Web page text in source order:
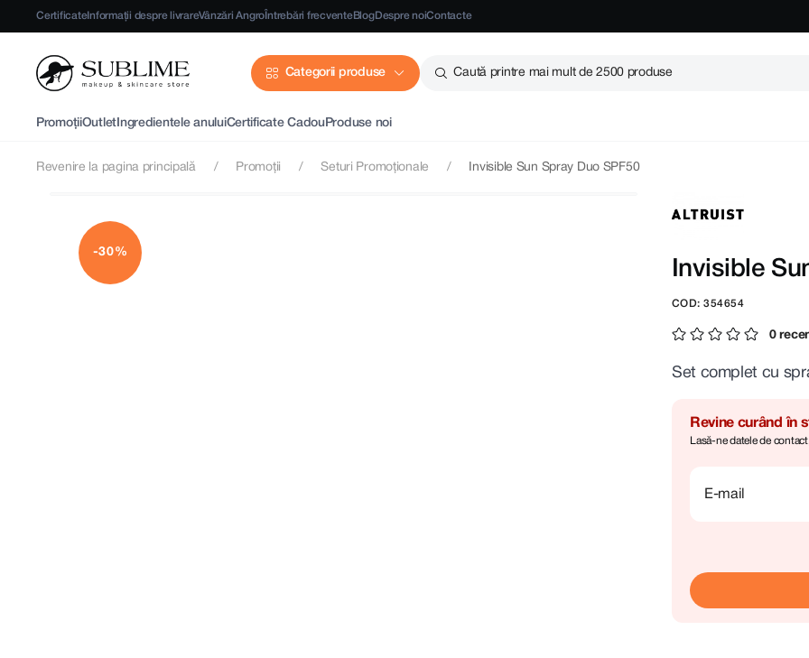
CertificateInformații despre livrareVânzări Angro Întrebări frecventeBlogDespre noiContacte
Categorii produse Caută printre mai mult de 2500 produse
PromoțiiOutlet Ingredientele anuluiCertificate CadouProduse noi
Revenire la pagina principală Promoții Seturi Promoționale Invisible Sun Spray Duo SPF50
-30%
Invisible
COD: 354654
0
Set complet cu
Revine curând în
Lasă-ne datele de
E-mail